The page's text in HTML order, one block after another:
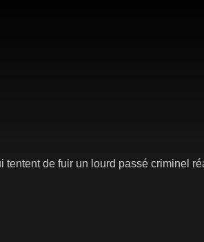
de fuir un lourd passé criminel